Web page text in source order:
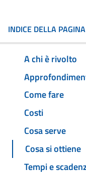
INDICE DELLA PAGINA
A chi è rivolto
Come fare
Costi
Cosa serve
Cosa si ottiene
Tempi e